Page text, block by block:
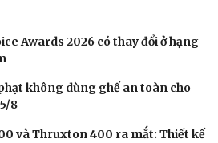
Awards 2026 có thay đổi ở hạng
không dùng ghế an toàn cho
8
và Thruxton 400 ra mắt: Thiết kế